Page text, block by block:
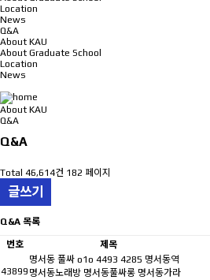
Location
News
Q&A
About KAU
About Graduate School
Location
News
About KAU
Q&A
Q&A
Total 46,614건 182 페이지
글쓰기
Q&A 목록
번호 제목
43899
명서동 풀싸 o1o 4493 4285 명서동역
명서동노래방 명서동풀싸롱 명서동가라